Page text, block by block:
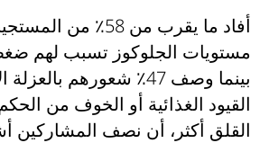
أفاد ما يقرب من 58٪
مستويات الجلوكوز تسبب لهم
بينما وصف 47٪ شعورهم
القيود الغذائية أو الخوف من
القلق أكثر، أن نصف المشاركين